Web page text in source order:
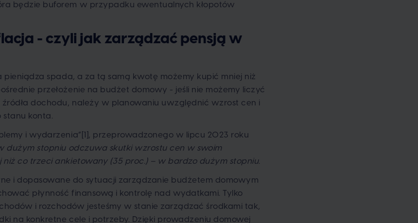
będzie buforem w przypadku ewentualnych kłopotów
- czyli jak zarządzać pensją w
pieniądza spada, a za tą samą kwotę możemy kupić mniej niż
przełożenie na budżet domowy - jeśli nie możemy liczyć
dochodu, należy w planowaniu uwzględnić wzrost cen i
konta.
i wydarzenia”[1], przeprowadzonego w lipcu 2023 roku
dużym stopniu odczuwa skutki wzrostu cen w swoim
co trzeci ankietowany (35 proc.) – w bardzo dużym stopniu.
i dopasowane do sytuacji zarządzanie budżetem domowym
płynność finansową i kontrolę nad wydatkami. Tylko
i rozchodów jesteśmy w stanie zarządzać środkami tak,
na konkretne cele i potrzeby. Dzięki prowadzeniu domowej